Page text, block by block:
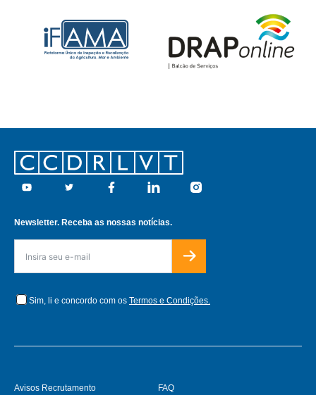
Footer
Youtube Twitter Facebook Linkedin Instagram
Newsletter. Receba as nossas notícias.
Sim, li e concordo com os Termos e Condições.
Avisos Recrutamento FAQ